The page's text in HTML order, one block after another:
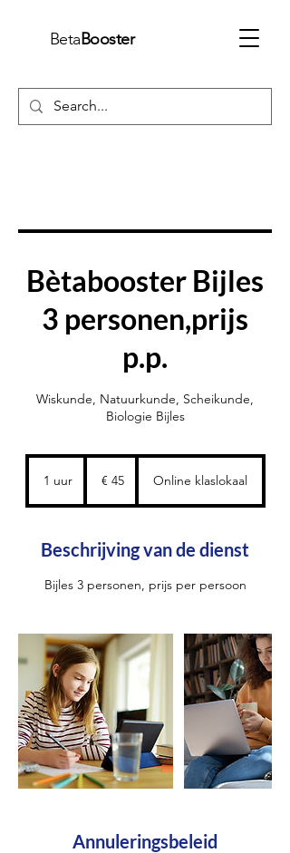
BetaBooster
Bètabooster Bijles
3 personen,prijs
p.p.
Wiskunde, Natuurkunde, Scheikunde,
Biologie Bijles
1 uur1
€ 45 Online klaslokaal
Beschrijving van de dienst
Bijles 3 personen, prijs per persoon
Annuleringsbeleid